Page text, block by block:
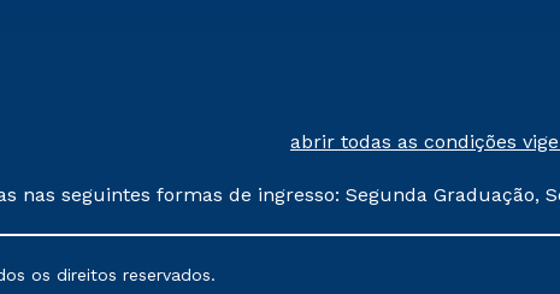
abrir todas as condições
nas seguintes formas de ingresso: Segunda Graduação,
poderão sofrer alterações nos períodos de
os direitos reservados.